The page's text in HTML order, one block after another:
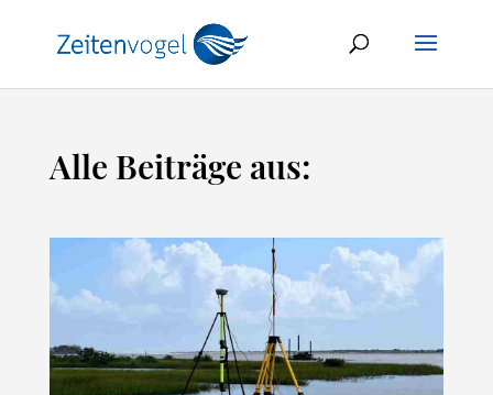
Alle Beiträge aus: